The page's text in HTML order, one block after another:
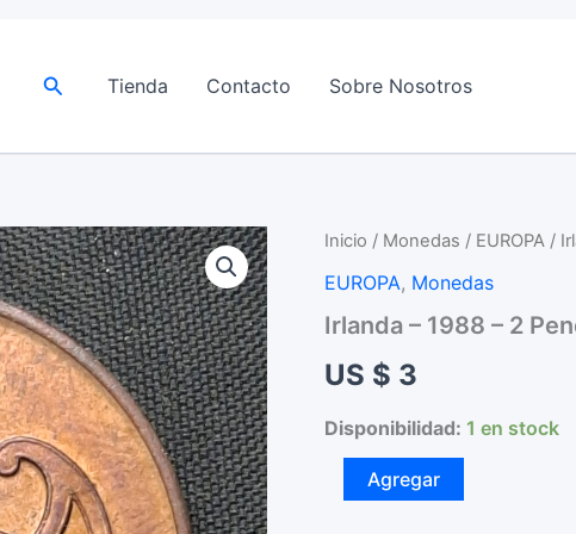
BuscarTienda Contacto Sobre Nosotros
Inicio / Monedas / EUROPA /
EUROPA, Monedas
Irlanda – 1988 – 2
US $ 3
Disponibilidad: 1 en stock
IrlandaAgregar